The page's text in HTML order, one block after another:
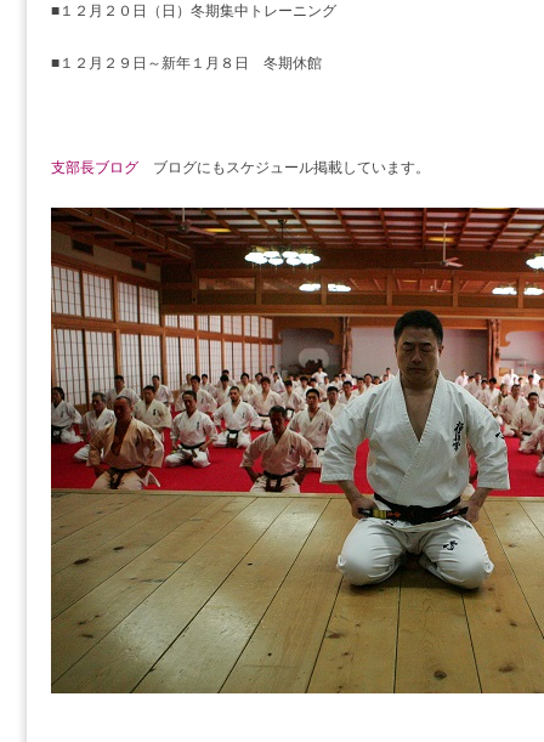
■１２月２０日（日）冬期集中トレーニング
■１２月２９日～新年１月８日 冬期休館
支部長ブログブログにもスケジュール掲載しています。